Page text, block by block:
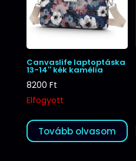
Canvaslife laptoptáska
13-14″ kék kamélia
8200 Ft
Elfogyott
Tovább olvasom